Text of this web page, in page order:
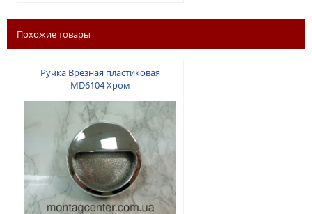
Похожие товары
Ручка Врезная пластиковая
MD6104 Хром